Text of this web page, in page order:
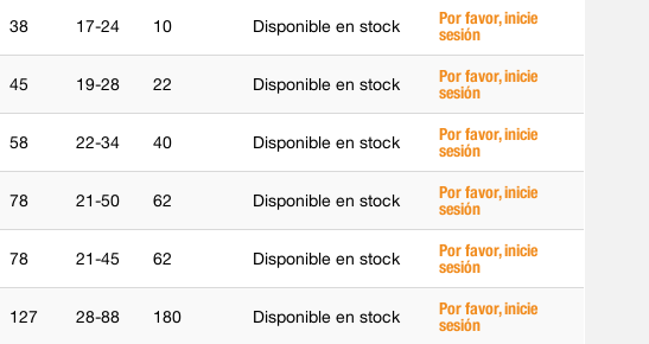
38 17-24 10 Disponible en stock
Por favor, inicie
sesión
45 19-28 22 Disponible en stock
Por favor, inicie
sesión
58 22-34 40 Disponible en stock
Por favor, inicie
sesión
78 21-50 62 Disponible en stock
Por favor, inicie
sesión
78 21-45 62 Disponible en stock
Por favor, inicie
sesión
127 28-88 180 Disponible en stock
Por favor, inicie
sesión